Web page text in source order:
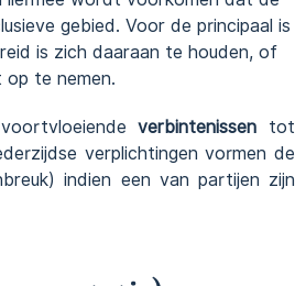
gebied. Voor de principaal is
is zich daaraan te houden, of
te nemen.
verbintenissen tot
verplichtingen vormen de
indien een van partijen zijn